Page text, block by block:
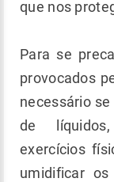
que nos
Para se
provocados
necessário
de
exercícios
umidificar